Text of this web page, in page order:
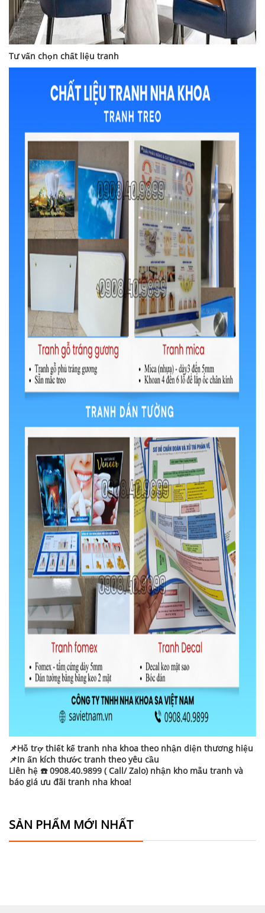
Tư vấn chọn chất liệu tranh
📌Hỗ trợ thiết kế tranh nha khoa theo nhận diện thương hiệu
📌In ấn kích thước tranh theo yêu cầu
Liên hệ ☎️ 0908.40.9899 ( Call/ Zalo) nhận kho mẫu tranh và
báo giá ưu đãi tranh nha khoa!
SẢN PHẨM MỚI NHẤT